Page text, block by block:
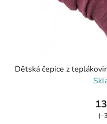
Dětská čepice z